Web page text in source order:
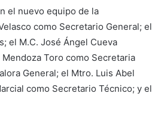
el nuevo equipo de la
como Secretario General; el
el M.C. José Ángel Cueva
Toro como Secretaria
General; el Mtro. Luis Abel
como Secretario Técnico; y el